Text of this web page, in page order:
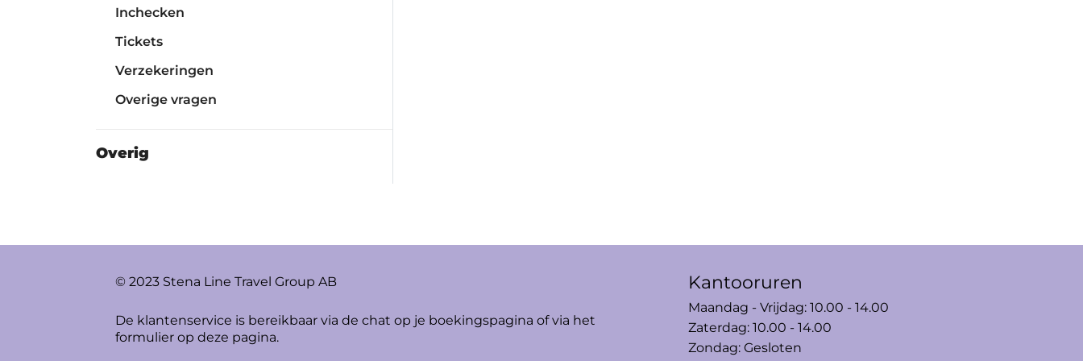
Inchecken
Tickets
Verzekeringen
Overige vragen
Overig
© 2023 Stena Line Travel Group AB
De klantenservice is bereikbaar via de chat op je boekingspagina of via het
formulier op deze pagina.
Kantooruren
Maandag - Vrijdag: 10.00 - 14.00
Zaterdag: 10.00 - 14.00
Zondag: Gesloten